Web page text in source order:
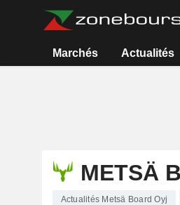
Marchés Actualités
METSÄ
Actualités Metsä Board Oyj